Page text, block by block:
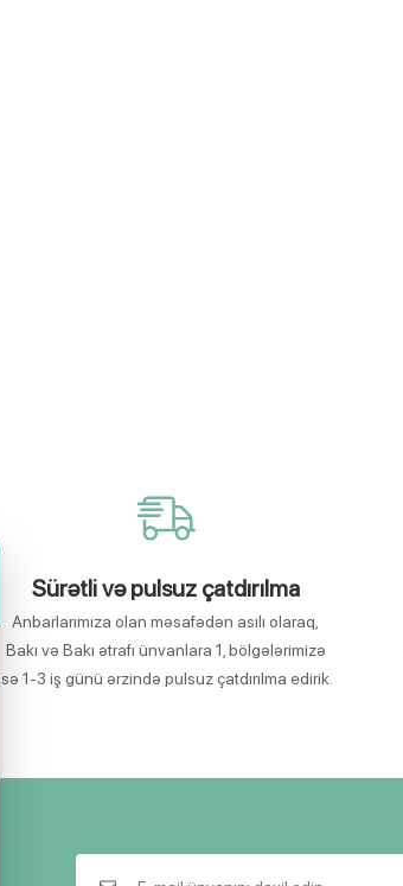
Sürətli və pulsuz çatdırılma
Anbarlarımıza olan məsafədən asılı olaraq,
Bakı və Bakı ətrafı ünvanlara 1, bölgələrimizə
isə 1-3 iş günü ərzində pulsuz çatdırılma edirik.